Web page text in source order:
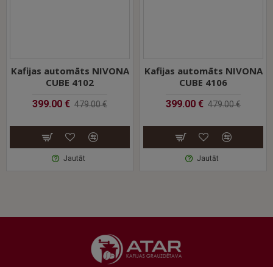
Kafijas automāts NIVONA
CUBE 4102
399.00 € 479.00 €
Jautāt
Kafijas automāts NIVONA
CUBE 4106
399.00 € 479.00 €
Jautāt